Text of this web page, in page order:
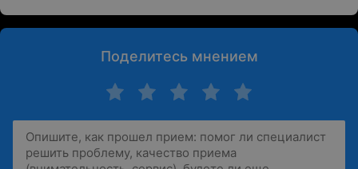
Поделитесь мнением